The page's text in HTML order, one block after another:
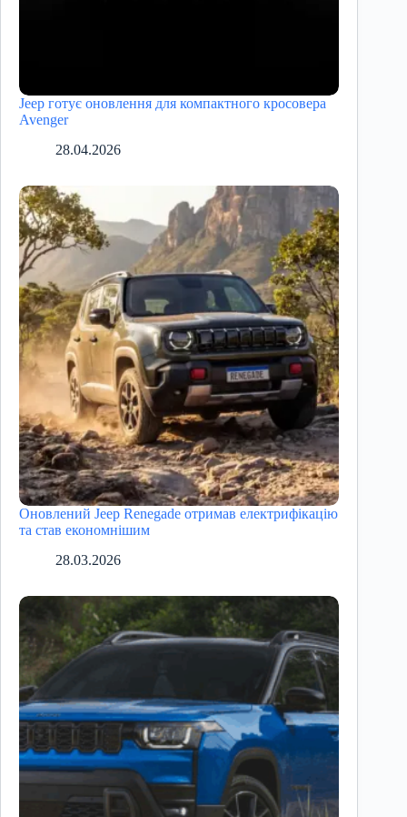
Jeep готує оновлення для компактного кросовера
Avenger
28.04.2026
Оновлений Jeep Renegade отримав електрифікацію
та став економнішим
28.03.2026